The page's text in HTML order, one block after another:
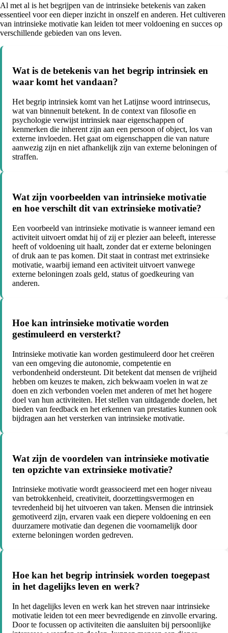
Al met al is het begrijpen van de intrinsieke betekenis van zaken
essentieel voor een dieper inzicht in onszelf en anderen. Het cultiveren
van intrinsieke motivatie kan leiden tot meer voldoening en succes op
verschillende gebieden van ons leven.
Wat is de betekenis van het begrip intrinsiek en
waar komt het vandaan?
Het begrip intrinsiek komt van het Latijnse woord intrinsecus,
wat van binnenuit betekent. In de context van filosofie en
psychologie verwijst intrinsiek naar eigenschappen of
kenmerken die inherent zijn aan een persoon of object, los van
externe invloeden. Het gaat om eigenschappen die van nature
aanwezig zijn en niet afhankelijk zijn van externe beloningen of
straffen.
Wat zijn voorbeelden van intrinsieke motivatie
en hoe verschilt dit van extrinsieke motivatie?
Een voorbeeld van intrinsieke motivatie is wanneer iemand een
activiteit uitvoert omdat hij of zij er plezier aan beleeft, interesse
heeft of voldoening uit haalt, zonder dat er externe beloningen
of druk aan te pas komen. Dit staat in contrast met extrinsieke
motivatie, waarbij iemand een activiteit uitvoert vanwege
externe beloningen zoals geld, status of goedkeuring van
anderen.
Hoe kan intrinsieke motivatie worden
gestimuleerd en versterkt?
Intrinsieke motivatie kan worden gestimuleerd door het creëren
van een omgeving die autonomie, competentie en
verbondenheid ondersteunt. Dit betekent dat mensen de vrijheid
hebben om keuzes te maken, zich bekwaam voelen in wat ze
doen en zich verbonden voelen met anderen of met het hogere
doel van hun activiteiten. Het stellen van uitdagende doelen, het
bieden van feedback en het erkennen van prestaties kunnen ook
bijdragen aan het versterken van intrinsieke motivatie.
Wat zijn de voordelen van intrinsieke motivatie
ten opzichte van extrinsieke motivatie?
Intrinsieke motivatie wordt geassocieerd met een hoger niveau
van betrokkenheid, creativiteit, doorzettingsvermogen en
tevredenheid bij het uitvoeren van taken. Mensen die intrinsiek
gemotiveerd zijn, ervaren vaak een diepere voldoening en een
duurzamere motivatie dan degenen die voornamelijk door
externe beloningen worden gedreven.
Hoe kan het begrip intrinsiek worden toegepast
in het dagelijks leven en werk?
In het dagelijks leven en werk kan het streven naar intrinsieke
motivatie leiden tot een meer bevredigende en zinvolle ervaring.
Door te focussen op activiteiten die aansluiten bij persoonlijke